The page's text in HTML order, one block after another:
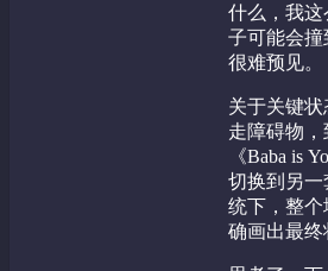
什么，我
子可能会
很难预见。
关于关键
走障碍物
《Baba is
切换到另
统下，整
确画出最终